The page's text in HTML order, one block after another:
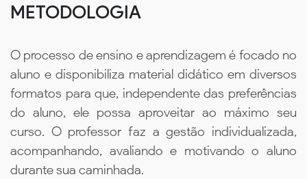
METODOLOGIA
O processo de ensino e aprendizagem é focado no
aluno e disponibiliza material didático em diversos
formatos para que, independente das preferências
do aluno, ele possa aproveitar ao máximo seu
curso. O professor faz a gestão individualizada,
acompanhando, avaliando e motivando o aluno
durante sua caminhada.